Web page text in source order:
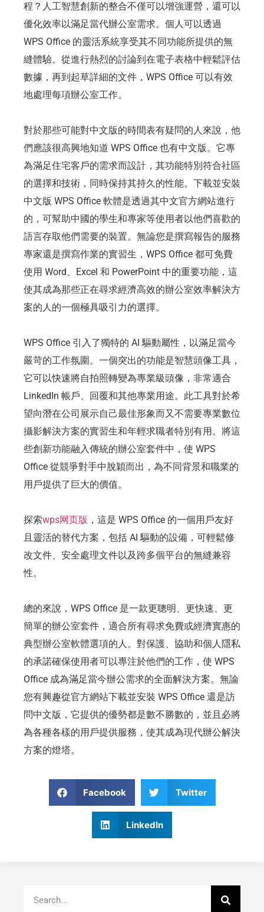
程？人工智慧創新的整合不僅可以增強運營，還可以
優化效率以滿足當代辦公室需求。個人可以透過
WPS Office 的靈活系統享受其不同功能所提供的無
縫體驗。從進行熱烈的討論到在電子表格中輕鬆評估
數據，再到起草詳細的文件，WPS Office 可以有效
地處理每項辦公室工作。
對於那些可能對中文版的時間表有疑問的人來說，他
們應該很高興地知道 WPS Office 也有中文版。它專
為滿足住宅客戶的需求而設計，其功能特別符合社區
的選擇和技術，同時保持其持久的性能。下載並安裝
中文版 WPS Office 軟體是透過其中文官方網站進行
的，可幫助中國的學生和專家等使用者以他們喜歡的
語言存取他們需要的裝置。無論您是撰寫報告的服務
專家還是撰寫作業的實習生，WPS Office 都可免費
使用 Word、Excel 和 PowerPoint 中的重要功能，這
使其成為那些正在尋求經濟高效的辦公室效率解決方
案的人的一個極具吸引力的選擇。
WPS Office 引入了獨特的 AI 驅動屬性，以滿足當今
嚴苛的工作氛圍。一個突出的功能是智慧頭像工具，
它可以快速將自拍照轉變為專業級頭像，非常適合
LinkedIn 帳戶、回覆和其他專業用途。此工具對於希
望向潛在公司展示自己最佳形象而又不需要專業數位
攝影解決方案的實習生和年輕求職者特別有用。將這
些創新功能融入傳統的辦公室套件中，使 WPS
Office 從競爭對手中脫穎而出，為不同背景和職業的
用戶提供了巨大的價值。
探索wps网页版 ，這是 WPS Office 的一個用戶友好
且靈活的替代方案，包括 AI 驅動的設備，可輕鬆修
改文件、安全處理文件以及跨多個平台的無縫兼容
性。
總的來說，WPS Office 是一款更聰明、更快速、更
簡單的辦公室套件，適合所有尋求免費或經濟實惠的
典型辦公室軟體選項的人。對保護、協助和個人隱私
的承諾確保使用者可以專注於他們的工作，使 WPS
Office 成為滿足當今辦公需求的全面解決方案。無論
您有興趣從官方網站下載並安裝 WPS Office 還是訪
問中文版，它提供的優勢都是數不勝數的，並且必將
為各種各樣的用戶提供服務，使其成為現代辦公解決
方案的燈塔。
Facebook Twitter
LinkedIn